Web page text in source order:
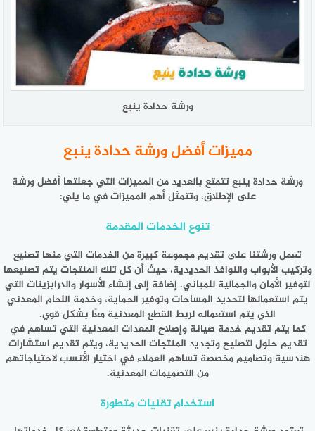
ورشة حدادة ينبع
مميزات أفضل ورشة حدادة ينبع
ورشة حدادة ينبعتتمتع بالعديد من المميزات التي جعلتها أفضل ورشة
على الإطلاق، وتتمثل أهم المميزات في ما يلي:
تنوع الخدمات المقدمة
تعمل ورشتنا على تقديم مجموعة كبيرة من الخدمات التي منها تصنيع
وتركيب الأبواب والنوافذ الحديدية، حيث أن كل تلك المنتجات يتم تصنيعها
لتوفير الأمان والجمالية للمباني، إضافة إلى إنشاء الأسوار والدرابزينات التي
يتم استعمالها لتحديد المساحات وتوفير الحماية، وخدمة اللحام المعدني
الذي يتم استعماله لربط القطع المعدنية معًا بشكل قوي.
كما يتم تقديم خدمة صيانة وإصلاح المعدات المعدنية التي تساهم في
تقديم حلول لتصليح وتجديد المنتجات الحديدية، ويتم تقديم استشارات
هندسية وتصاميم مخصصة تساهم العملاء في اختيار الأنسب لاحتياجاتهم
من التصميمات المعدنية.
استخدام تقنيات متطورة